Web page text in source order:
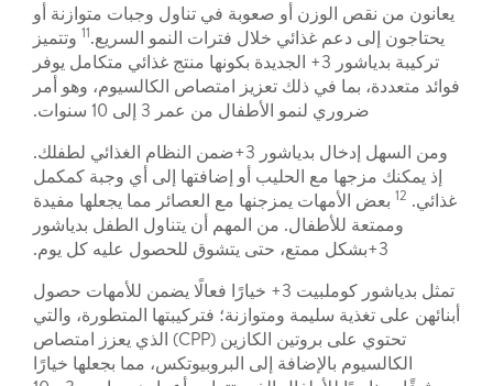
يعانون من نقص الوزن أو صعوبة في تناول وجبات متوازنة أو
يحتاجون إلى دعم غذائي خلال فترات النمو السريع.11 وتتميز
تركيبة بدياشور 3+ الجديدة بكونها منتج غذائي متكامل يوفر
فوائد متعددة، بما في ذلك تعزيز امتصاص الكالسيوم، وهو أمر
ضروري لنمو الأطفال من عمر 3 إلى 10 سنوات.
ومن السهل إدخال بدياشور 3+ضمن النظام الغذائي لطفلك.
إذ يمكنك مزجها مع الحليب أو إضافتها إلى أي وجبة كمكمل
غذائي. 12 بعض الأمهات يمزجنها مع العصائر مما يجعلها مفيدة
وممتعة للأطفال. من المهم أن يتناول الطفل بدياشور
3+بشكل ممتع، حتى يتشوق للحصول عليه كل يوم.
تمثل بدياشور كوملبيت 3+ خيارًا فعالًا يضمن للأمهات حصول
أبنائهن على تغذية سليمة ومتوازنة؛ فتركيبتها المتطورة، والتي
تحتوي على بروتين الكازين (CPP) الذي يعزز امتصاص
الكالسيوم بالإضافة إلى البروبيوتكس، مما بجعلها خيارًا